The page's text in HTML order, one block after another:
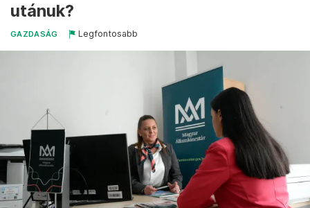
utánuk?
GAZDASÁG Legfontosabb